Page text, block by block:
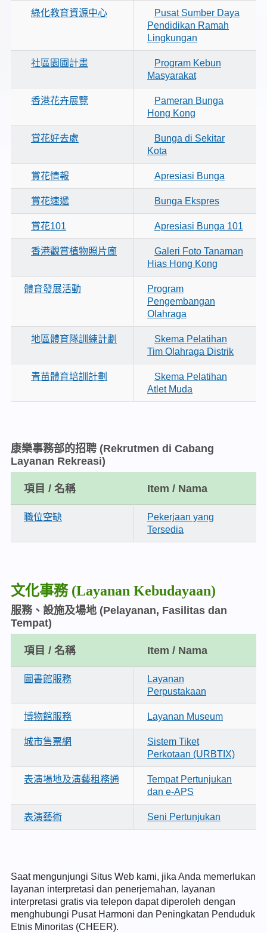
綠化教育資源中心
Pusat Sumber Daya
Pendidikan Ramah
Lingkungan
社區園圃計畫
Program Kebun
Masyarakat
香港花卉展覽
Pameran Bunga
Hong Kong
賞花好去處
Bunga di Sekitar
Kota
賞花情報 Apresiasi Bunga
賞花速遞 Bunga Ekspres
賞花101 Apresiasi Bunga 101
香港觀賞植物照片廊
Galeri Foto Tanaman
Hias Hong Kong
體育發展活動
Program
Pengembangan
Olahraga
地區體育隊訓練計劃
Skema Pelatihan
Tim Olahraga Distrik
青苗體育培訓計劃
Skema Pelatihan
Atlet Muda
康樂事務部的招聘 (Rekrutmen di Cabang
Layanan Rekreasi)
項目 / 名稱 Item / Nama
職位空缺
Pekerjaan yang
Tersedia
文化事務 (Layanan Kebudayaan)
服務、設施及場地 (Pelayanan, Fasilitas dan
Tempat)
項目 / 名稱 Item / Nama
圖書館服務
Layanan
Perpustakaan
博物館服務 Layanan Museum
城市售票網
Sistem Tiket
Perkotaan (URBTIX)
表演場地及演藝租務通
Tempat Pertunjukan
dan e-APS
表演藝術 Seni Pertunjukan
Saat mengunjungi Situs Web kami, jika Anda memerlukan
layanan interpretasi dan penerjemahan, layanan
interpretasi gratis via telepon dapat diperoleh dengan
menghubungi Pusat Harmoni dan Peningkatan Penduduk
Etnis Minoritas (CHEER).